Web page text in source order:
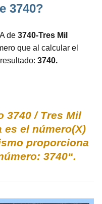
3740?
de 3740-Tres Mil
que al calcular el
3740.
3740 / Tres Mil
es el número(X)
proporciona
3740“.